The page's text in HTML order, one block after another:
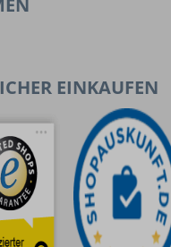
EINKAUFEN